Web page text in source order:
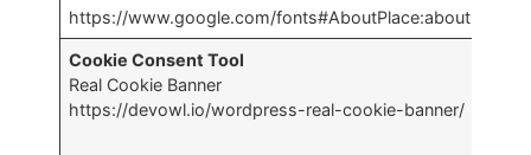
https://www.google.com/fonts#AboutPlace:about
Cookie Consent Tool
Real Cookie Banner
https://devowl.io/wordpress-real-cookie-banner/